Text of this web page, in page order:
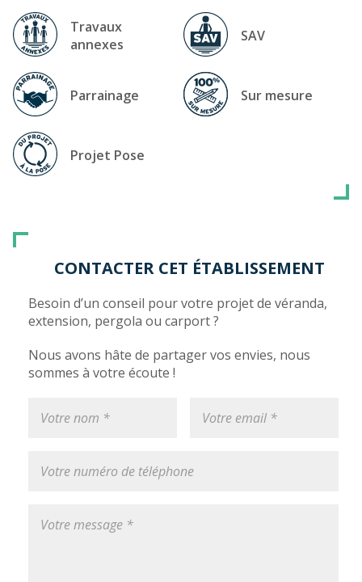
Travaux
annexes
SAV
Parrainage Sur mesure
Projet Pose
CONTACTER CET ÉTABLISSEMENT
Besoin d’un conseil pour votre projet de véranda,
extension, pergola ou carport ?
Nous avons hâte de partager vos envies, nous
sommes à votre écoute !